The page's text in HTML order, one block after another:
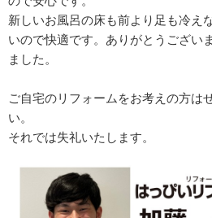
新しいお風呂の床も前より足も冷え
いので快適です。ありがとうござい
ました。
ご自宅のリフォームをお考えの方は
い。
それでは失礼いたします。